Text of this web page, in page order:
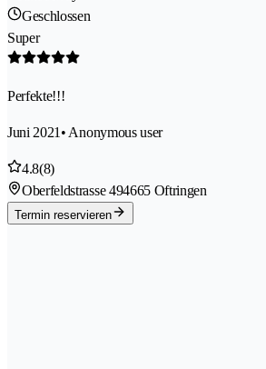
Geschlossen
Super
Perfekte!!!
Juni 2021 • Anonymous user
4.8(8)
Oberfeldstrasse 494665 Oftringen
Termin reservieren